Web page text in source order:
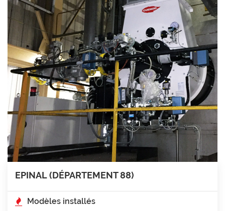
EPINAL (DÉPARTEMENT 88)
Modèles installés